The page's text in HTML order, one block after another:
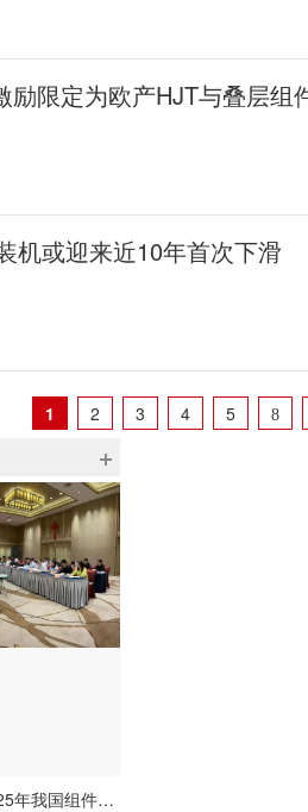
励限定为欧产HJT与叠层组
机或迎来近10年首次下滑
1 2 3 4 5 8
【年度报告】第十三篇：2025年我国组件回收行业蓄势待发，行业亟待破解经济性难题